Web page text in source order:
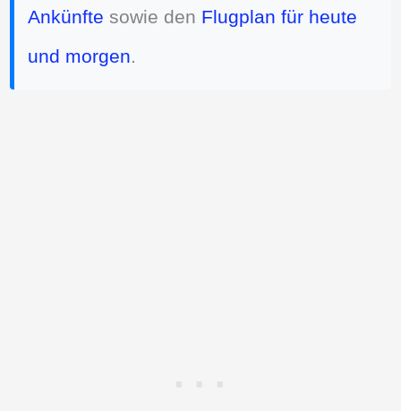
Ankünfte sowie den Flugplan für heute
und morgen.